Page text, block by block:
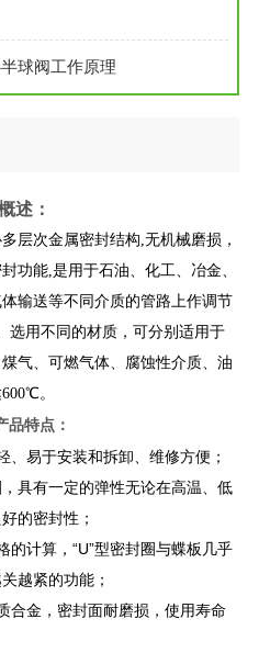
球阀工作原理
述：
层次金属密封结构,无机械磨损，
功能,是用于石油、化工、冶金、
输送等不同介质的管路上作调节
选用不同的材质，可分别适用于
气、可燃气体、腐蚀性介质、油
。
品特点：
、易于安装和拆卸、维修方便；
具有一定的弹性无论在高温、低
的密封性；
计算，“U”型密封圈与蝶板几乎
越紧的功能；
合金，密封面耐磨损，使用寿命